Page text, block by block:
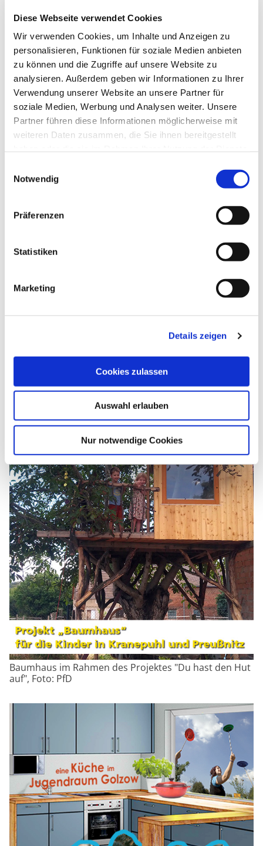
Diese Webseite verwendet Cookies
Wir verwenden Cookies, um Inhalte und Anzeigen zu
personalisieren, Funktionen für soziale Medien anbieten
zu können und die Zugriffe auf unsere Website zu
analysieren. Außerdem geben wir Informationen zu Ihrer
Verwendung unserer Website an unsere Partner für
soziale Medien, Werbung und Analysen weiter. Unsere
Partner führen diese Informationen möglicherweise mit
weiteren Daten zusammen, die Sie ihnen bereitgestellt
Notwendig
Präferenzen
Statistiken
Marketing
Details zeigen
Cookies zulassen
Auswahl erlauben
Nur notwendige Cookies
Partnerschaft für Demokratie Hoher Fläming im
14806 Bad Belzig
Kontakt
Projektträger/Organisation
Soziale Arbeit Mittelmark e. V.
Baumhaus im Rahmen des Projektes "Du hast den Hut
auf", Foto: PfD